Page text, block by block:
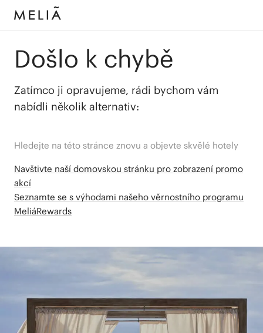
Došlo k chybě
Zatímco ji opravujeme, rádi bychom vám
nabídli několik alternativ:
Hledejte na této stránce znovu a objevte skvělé hotely
Navštivte naší domovskou stránku pro zobrazení promo
akcí
Seznamte se s výhodami našeho věrnostního programu
MeliáRewards